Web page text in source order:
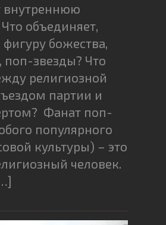
внутреннюю
Что объединяет,
божества,
поп-звезды? Что
религиозной
партии и
Фанат поп-
популярного
культуры) – это
человек.